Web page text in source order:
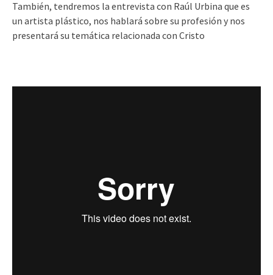
También, tendremos la entrevista con Raúl Urbina que es
un artista plástico, nos hablará sobre su profesión y nos
presentará su temática relacionada con Cristo